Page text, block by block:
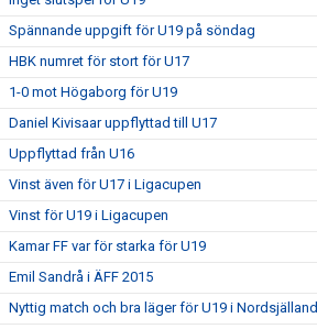
Spännande uppgift för U19 på söndag
HBK numret för stort för U17
1-0 mot Högaborg för U19
Daniel Kivisaar uppflyttad till U17
Uppflyttad från U16
Vinst även för U17 i Ligacupen
Vinst för U19 i Ligacupen
Kamar FF var för starka för U19
Emil Sandrå i ÄFF 2015
Nyttig match och bra läger för U19 i Nordsjälland